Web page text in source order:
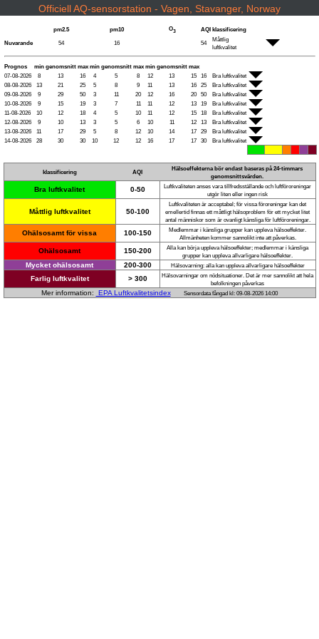
Officiell AQ-sensorstation - Vagen, Stavanger, Norway
pm2.5 pm10 O3 AQI klassificering
Nuvarande
54 16 54
Måttlig
luftkvalitet
Prognos min genomsnitt max min genomsnitt max min genomsnitt max
07-08-2026
8 13 16 4 5 8 12 13 15 16
Bra luftkvalitet
08-08-2026
13 21 25 5 8 9 11 13 16 25
Bra luftkvalitet
09-08-2026
9 29 50 3 11 20 12 16 20 50
Bra luftkvalitet
10-08-2026
9 15 19 3 7 11 11 12 13 19
Bra luftkvalitet
11-08-2026
10 12 18 4 5 10 11 12 15 18
Bra luftkvalitet
12-08-2026
9 10 13 3 5 6 10 11 12 13
Bra luftkvalitet
13-08-2026
11 17 29 5 8 12 10 14 17 29
Bra luftkvalitet
14-08-2026
28 30 30 10 12 12 16 17 17 30 Bra luftkvalitet
klassificering AQI
Hälsoeffekterna bör endast baseras på 24-timmars
genomsnittsvärden.
Bra luftkvalitet 0-50
Luftkvaliteten anses vara tillfredsställande och luftföroreningar
utgör liten eller ingen risk
Måttlig luftkvalitet 50-100
Luftkvaliteten är acceptabel; för vissa föroreningar kan det
emellertid finnas ett måttligt hälsoproblem för ett mycket litet
antal människor som är ovanligt känsliga för luftföroreningar.
Ohälsosamt för vissa 100-150
Medlemmar i känsliga grupper kan uppleva hälsoeffekter.
Allmänheten kommer sannolikt inte att påverkas.
Ohälsosamt 150-200
Alla kan börja uppleva hälsoeffekter; medlemmar i känsliga
grupper kan uppleva allvarligare hälsoeffekter.
Mycket ohälsosamt 200-300 Hälsovarning: alla kan uppleva allvarligare hälsoeffekter
Farlig luftkvalitet > 300
Hälsovarningar om nödsituationer. Det är mer sannolikt att hela
befolkningen påverkas
Mer information: EPA Luftkvalitetsindex Sensordata fångad kl: 09-08-2026 14:00